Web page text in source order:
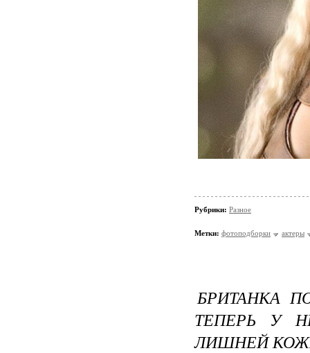
Рубрики: Разное
Метки: фотоподборки актеры
БРИТАНКА
ТЕПЕРЬ У
ЛИШНЕЙ